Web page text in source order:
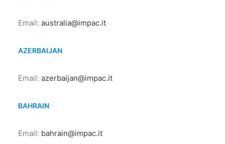
Email: australia@impac.it
AZERBAIJAN
Email: azerbaijan@impac.it
BAHRAIN
Email: bahrain@impac.it